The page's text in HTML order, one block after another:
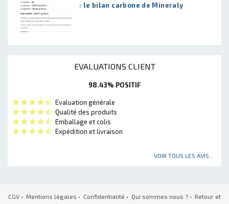
: le bilan carbone de Mineraly
EVALUATIONS CLIENT
98.43% POSITIF
Evaluation générale
Qualité des produits
Emballage et colis
Expédition et livraison
VOIR TOUS LES AVIS...
CGV • Mentions légales • Confidentialité • Qui sommes nous ? • Retour et